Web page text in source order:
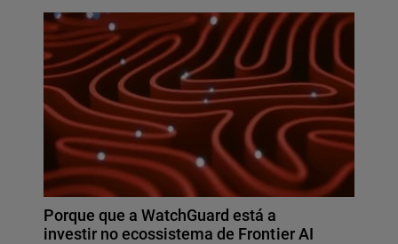
Porque que a WatchGuard está a
investir no ecossistema de Frontier AI